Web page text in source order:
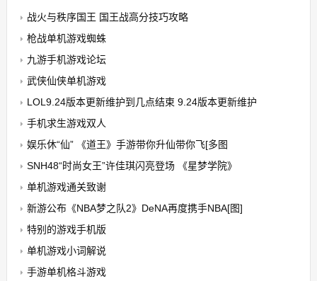
战火与秩序国王 国王战高分技巧攻略
枪战单机游戏蜘蛛
九游手机游戏论坛
武侠仙侠单机游戏
LOL9.24版本更新维护到几点结束 9.24版本更新维护
手机求生游戏双人
娱乐休“仙” 《道王》手游带你升仙带你飞[多图
SNH48“时尚女王”许佳琪闪亮登场 《星梦学院》
单机游戏通关致谢
新游公布《NBA梦之队2》DeNA再度携手NBA[图]
特别的游戏手机版
单机游戏小词解说
手游单机格斗游戏